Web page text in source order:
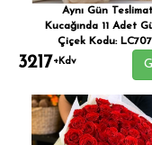
Aynı Gün Teslimat
Kucağında 11 Adet
Çiçek Kodu:
3217+Kdv